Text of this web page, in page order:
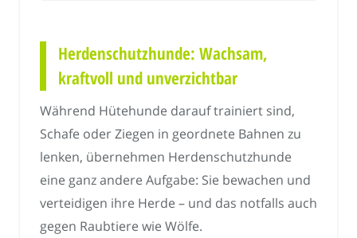
Herdenschutzhunde: Wachsam,
kraftvoll und unverzichtbar
Während Hütehunde darauf trainiert sind,
Schafe oder Ziegen in geordnete Bahnen zu
lenken, übernehmen Herdenschutzhunde
eine ganz andere Aufgabe: Sie bewachen und
verteidigen ihre Herde – und das notfalls auch
gegen Raubtiere wie Wölfe.